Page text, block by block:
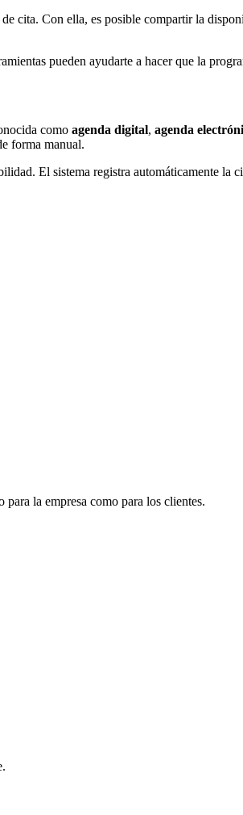
cita. Con ella, es posible compartir la
pueden ayudarte a hacer que la
como agenda digital, agenda
forma manual.
El sistema registra automáticamente la
la empresa como para los clientes.